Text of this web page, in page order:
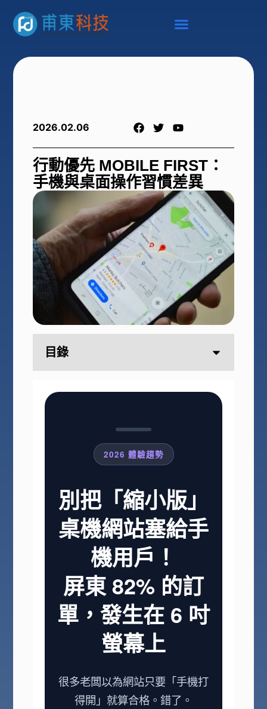
2026.02.06
行動優先 MOBILE FIRST：
手機與桌面操作習慣差異
目錄
2026 體驗趨勢
別把「縮小版」
桌機網站塞給手
機用戶！
屏東 82% 的訂
單，發生在 6 吋
螢幕上
很多老闆以為網站只要「手機打
得開」就算合格。錯了。